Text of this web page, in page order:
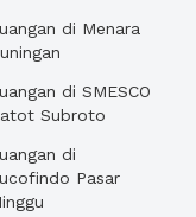
di Menara
di SMESCO
Subroto
di
Pasar